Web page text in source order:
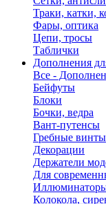
Траки, катки,
Фары, оптика
Цепи, тросы
Таблички
Дополнения
Все -
Бейфуты
Блоки
Бочки, ведра
Вант-путенсы
Гребные винты
Декорации
Держатели
Для
Колокола,